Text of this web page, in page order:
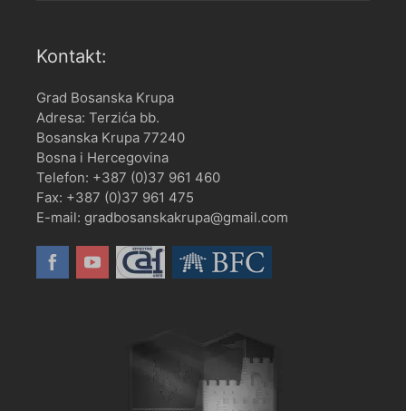
Kontakt:
Grad Bosanska Krupa
Adresa: Terzića bb.
Bosanska Krupa 77240
Bosna i Hercegovina
Telefon: +387 (0)37 961 460
Fax: +387 (0)37 961 475
E-mail: gradbosanskakrupa@gmail.com